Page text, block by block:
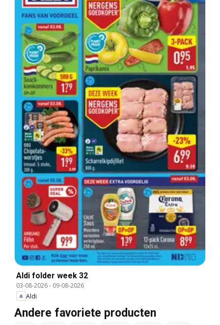
Aldi folder week 32
03-08-2026- 09-08-2026
Aldi
Andere favoriete producten